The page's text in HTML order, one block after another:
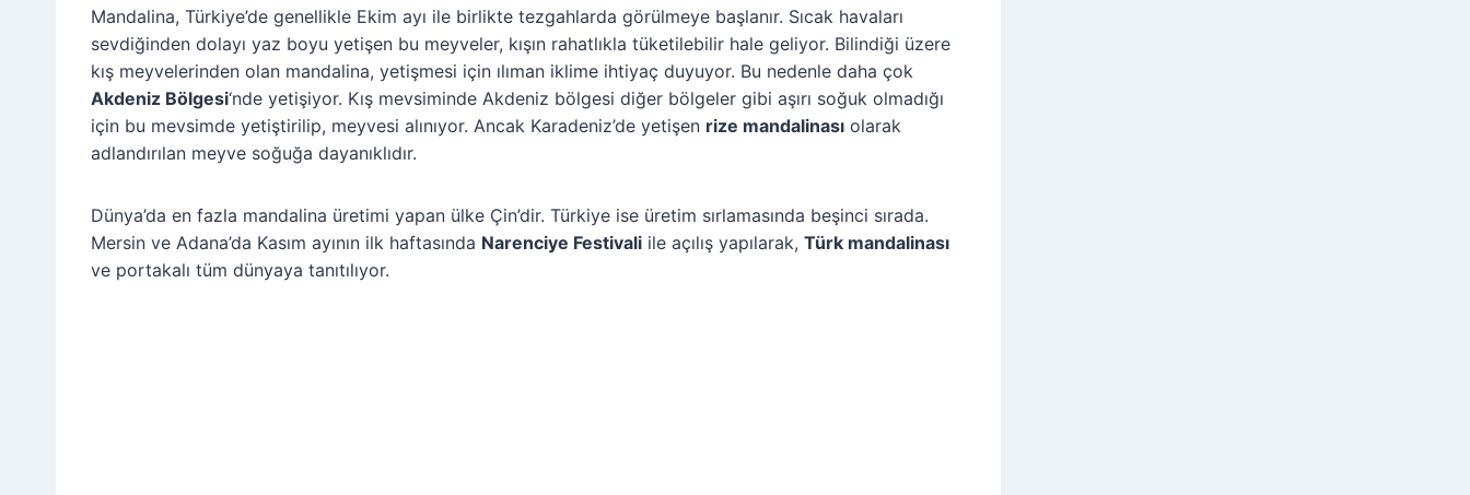
Mandalina, Türkiye’de genellikle Ekim ayı ile birlikte tezgahlarda görülmeye başlanır. Sıcak havaları
sevdiğinden dolayı yaz boyu yetişen bu meyveler, kışın rahatlıkla tüketilebilir hale geliyor. Bilindiği üzere
kış meyvelerinden olan mandalina, yetişmesi için ılıman iklime ihtiyaç duyuyor. Bu nedenle daha çok
Akdeniz Bölgesi‘nde yetişiyor. Kış mevsiminde Akdeniz bölgesi diğer bölgeler gibi aşırı soğuk olmadığı
için bu mevsimde yetiştirilip, meyvesi alınıyor. Ancak Karadeniz’de yetişen rize mandalinası olarak
adlandırılan meyve soğuğa dayanıklıdır.
Dünya’da en fazla mandalina üretimi yapan ülke Çin’dir. Türkiye ise üretim sırlamasında beşinci sırada.
Mersin ve Adana’da Kasım ayının ilk haftasında Narenciye Festivali ile açılış yapılarak, Türk mandalinası
ve portakalı tüm dünyaya tanıtılıyor.